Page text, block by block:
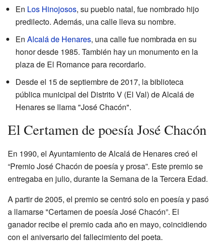
En Los Hinojosos, su pueblo natal, fue nombrado hijo
predilecto. Además, una calle lleva su nombre.
En Alcalá de Henares, una calle fue nombrada en su
honor desde 1985. También hay un monumento en la
plaza de El Romance para recordarlo.
Desde el 15 de septiembre de 2017, la biblioteca
pública municipal del Distrito V (El Val) de Alcalá de
Henares se llama "José Chacón".
El Certamen de poesía José Chacón
En 1990, el Ayuntamiento de Alcalá de Henares creó el
“Premio José Chacón de poesía y prosa”. Este premio se
entregaba en julio, durante la Semana de la Tercera Edad.
A partir de 2005, el premio se centró solo en poesía y pasó
a llamarse "Certamen de poesía José Chacón”. El
ganador recibe el premio cada año en mayo, coincidiendo
con el aniversario del fallecimiento del poeta.